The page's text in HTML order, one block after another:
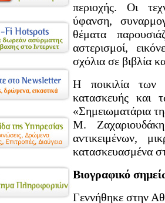
περιοχής. Οι
ύφανση,
θέματα
αστερισμοί,
σχόλια σε βιβλία
Η ποικιλία των
κατασκευής και
«Σημειωματάρια
Μ.
αντικειμένων,
κατασκευασμένα
Βιογραφικό
Γεννήθηκε στην